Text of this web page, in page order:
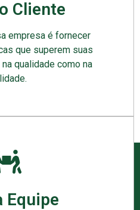
Cliente
empresa é fornecer
que superem suas
qualidade como na
Equipe